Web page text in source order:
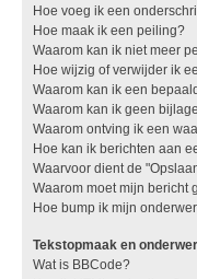
Hoe voeg ik een
Hoe maak ik een peiling?
Waarom kan ik niet meer
Hoe wijzig of verwijder ik
Waarom kan ik een
Waarom kan ik geen
Waarom ontving ik een
Hoe kan ik berichten aan
Waarvoor dient de
Waarom moet mijn bericht
Hoe bump ik mijn
Tekstopmaak en
Wat is BBCode?